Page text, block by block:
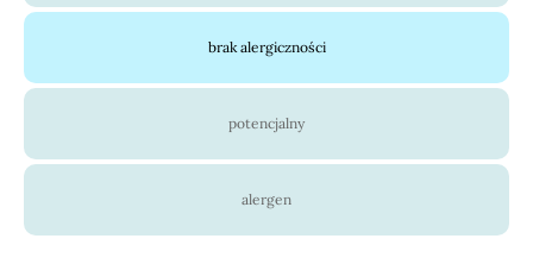
brak alergiczności
potencjalny
alergen